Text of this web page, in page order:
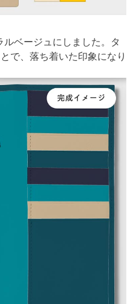
ベージュにしました。タ
で、落ち着いた印象になり